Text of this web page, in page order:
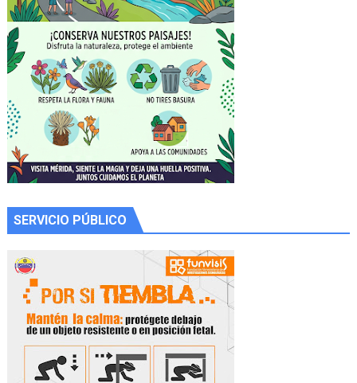
SERVICIO PÚBLICO